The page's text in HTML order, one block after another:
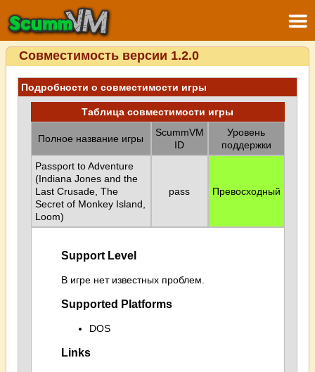
Совместимость версии 1.2.0
Подробности о совместимости игры
Таблица совместимости игры
Полное название игры
ScummVM
ID
Уровень
поддержки
Passport to Adventure
(Indiana Jones and the
Last Crusade, The
Secret of Monkey Island,
Loom)
pass Превосходный
Support Level
В игре нет известных проблем.
Supported Platforms
DOS
Links